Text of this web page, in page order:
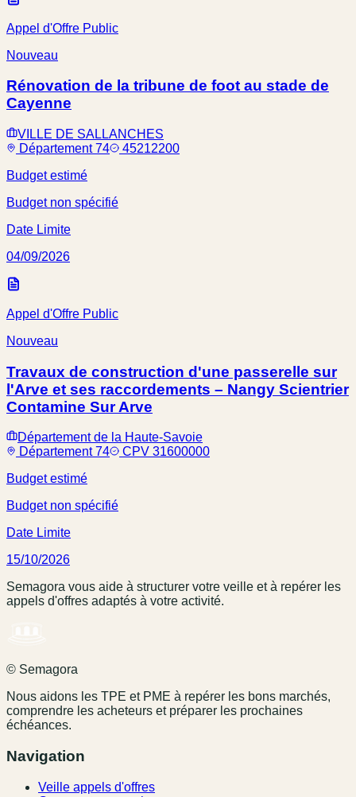
Appel d'Offre Public
Nouveau
Rénovation de la tribune de foot au stade de
Cayenne
VILLE DE SALLANCHES
Département 74
45212200
Budget estimé
Budget non spécifié
Date Limite
04/09/2026
Appel d'Offre Public
Nouveau
Travaux de construction d'une passerelle sur
l'Arve et ses raccordements – Nangy Scientrier
Contamine Sur Arve
Département de la Haute-Savoie
Département 74
CPV 31600000
Budget estimé
Budget non spécifié
Date Limite
15/10/2026
Semagora vous aide à structurer votre veille et à repérer les
appels d'offres adaptés à votre activité.
© Semagora
Nous aidons les TPE et PME à repérer les bons marchés,
comprendre les acheteurs et préparer les prochaines
échéances.
Navigation
Veille appels d'offres